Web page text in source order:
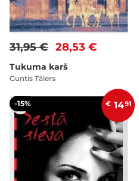
28,53 €
31,95 €
Tukuma karš
Guntis Tālers
-15% € 1491